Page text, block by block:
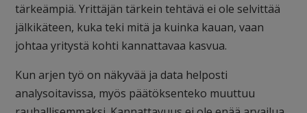
tärkeämpiä. Yrittäjän tärkein tehtävä ei ole selvittää
jälkikäteen, kuka teki mitä ja kuinka kauan, vaan
johtaa yritystä kohti kannattavaa kasvua.
Kun arjen työ on näkyvää ja data helposti
analysoitavissa, myös päätöksenteko muuttuu